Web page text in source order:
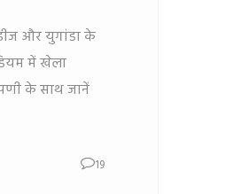
और युगांडा के
में खेला
के साथ जानें
19